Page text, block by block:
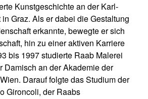
Kunstgeschichte an der Karl-
Graz. Als er dabei die Gestaltung
erkannte, bewegte er sich
hin zu einer aktiven Karriere
bis 1997 studierte Raab Malerei
Damisch an der Akademie der
Darauf folgte das Studium der
Gironcoli, der Raabs